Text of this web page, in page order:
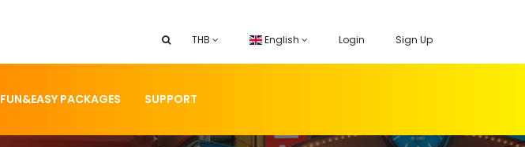
THB English Login Sign Up
FUN&EASY PACKAGES SUPPORT